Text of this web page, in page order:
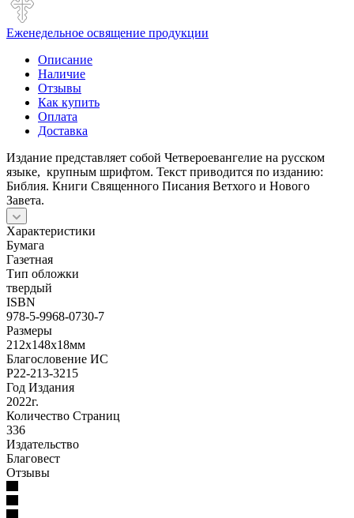
Еженедельное освящение продукции
Описание
Наличие
Отзывы
Как купить
Оплата
Доставка
Издание представляет собой Четвероевангелие на русском
языке, крупным шрифтом. Текст приводится по изданию:
Библия. Книги Священного Писания Ветхого и Нового
Завета.
Характеристики
Бумага
Газетная
Тип обложки
твердый
ISBN
978-5-9968-0730-7
Размеры
212х148х18мм
Благословение ИС
Р22-213-3215
Год Издания
2022г.
Количество Страниц
336
Издательство
Благовест
Отзывы